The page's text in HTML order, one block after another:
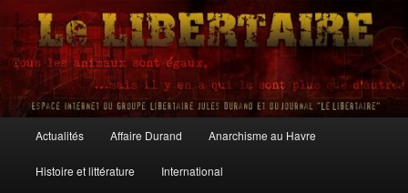
Aller
contenu
principal
Aller
contenu
secondaire
Le Libertaire
principal
Actualités Affaire Durand Anarchisme au Havre
Histoire et littérature International